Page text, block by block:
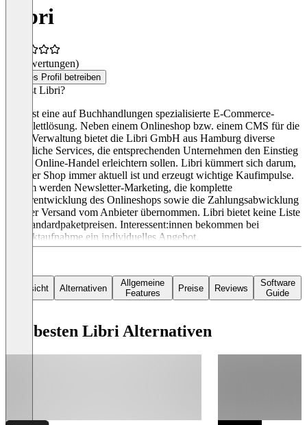
Libri
(0 Bewertungen)
Dieses Profil betreiben
Was ist Libri?
Libri ist eine auf Buchhandlungen spezialisierte E-Commerce-
Komplettlösung. Neben einem Onlineshop bzw. einem CMS für die
Shop-Verwaltung bietet die Libri GmbH aus Hamburg diverse
zusätzliche Services, die entsprechenden Unternehmen den Einstieg
in den Online-Handel erleichtern sollen. Libri kümmert sich darum,
dass der Shop immer aktuell ist und erzeugt wichtige Kaufimpulse.
Zudem werden Newsletter-Marketing, die komplette
Weiterentwicklung des Onlineshops sowie die Zahlungsabwicklung
und der Versand vom Anbieter übernommen. Libri bietet keine Liste
mit Standardpaketpreisen. Interessent:innen bekommen bei
Kontaktaufnahme ein individuelles Angebot.
Übersicht Alternativen
Allgemeine
Features
Preise Reviews
Software
Guide
Die besten Libri Alternativen